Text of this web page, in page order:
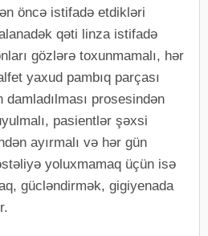
öncə istifadə etdikləri
qəti linza istifadə
gözlərə toxunmamalı, hər
yaxud pambıq parçası
damladılması prosesindən
pasientlər şəxsi
ayırmalı və hər gün
yoluxmamaq üçün isə
gücləndirmək, gigiyenada